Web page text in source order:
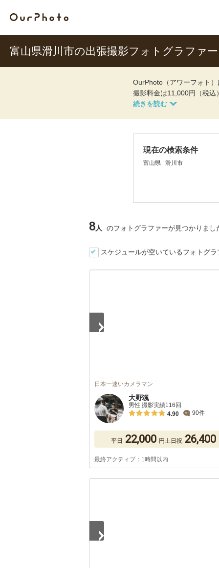
富山県滑川市の出張撮影フォトグラファー
OurPhoto（アワーフォト
撮影料金は11,000円（税込
現在の検索条件
富山県 滑川市
8人 のフォトグラファーが見つかりまし
スケジュールが空いているフォトグ
日本一速いカメラマン
大野颯
男性 撮影実績116回
4.90
90件
平日 22,000 円土日祝 26,400
最終アクティブ：1時間以内